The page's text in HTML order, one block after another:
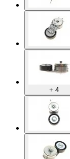
+ 4